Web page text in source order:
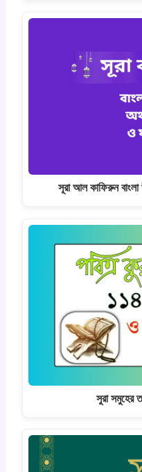
সূরা আল কাফিরুন
সুরা সমুহের